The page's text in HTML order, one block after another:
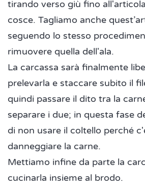
tirando verso giù fino
cosce. Tagliamo anche
seguendo lo stesso
rimuovere quella dell'ala.
La carcassa sarà finalmente
prelevarla e staccare subito il
quindi passare il dito tra la
separare i due; in questa fase
di non usare il coltello perché
danneggiare la carne.
Mettiamo infine da parte la
cucinarla insieme al brodo.